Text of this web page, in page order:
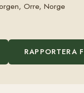
Orre, Norge
RAPPORTERA